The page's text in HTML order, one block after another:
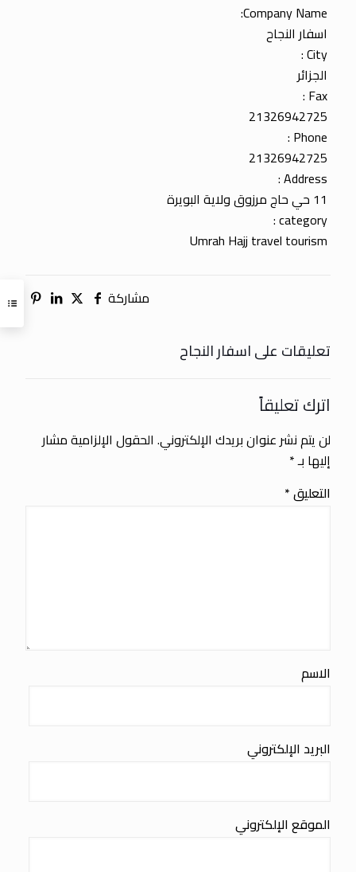
Company Name:
اسفار النجاح
City :
الجزائر
Fax :
21326942725
Phone :
21326942725
Address :
11 حي حاج مرزوق ولاية البويرة
category :
Umrah Hajj travel tourism
مشاركة
تعليقات على اسفار النجاح
اترك تعليقاً
لن يتم نشر عنوان بريدك الإلكتروني. الحقول الإلزامية مشار
إليها بـ*
التعليق*
الاسم
البريد الإلكتروني
الموقع الإلكتروني